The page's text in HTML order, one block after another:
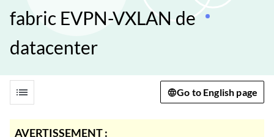
fabric EVPN-VXLAN de
datacenter
list Go to English page
AVERTISSEMENT :